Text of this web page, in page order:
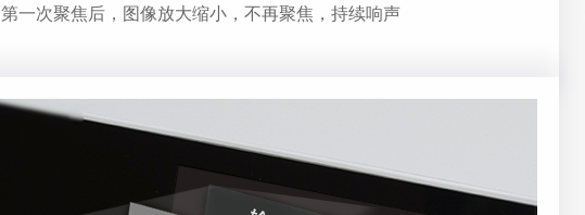
第一次聚焦后，图像放大缩小，不再聚焦，持续响声